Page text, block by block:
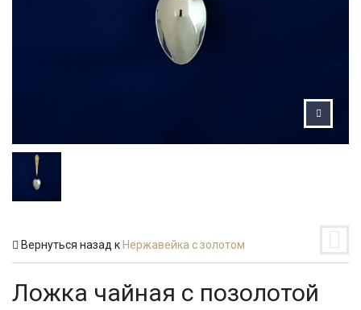
Вернуться назад к Нержавейка с золотом
Ложка чайная с позолотой